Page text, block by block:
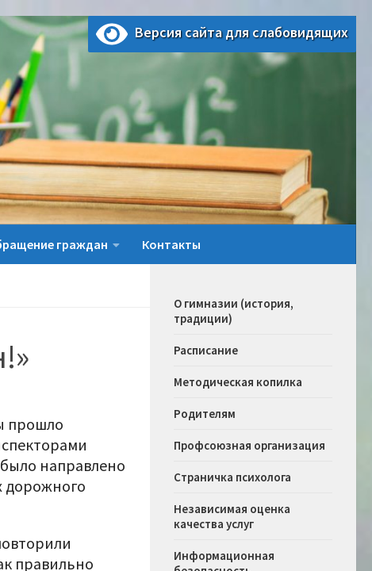
Версия сайта для слабовидящих
граждан Контакты
прошло
направлено
дорожного
правильно
О гимназии (история,
традиции)
Расписание
Методическая копилка
Родителям
Профсоюзная организация
Страничка психолога
Независимая оценка
качества услуг
Информационная